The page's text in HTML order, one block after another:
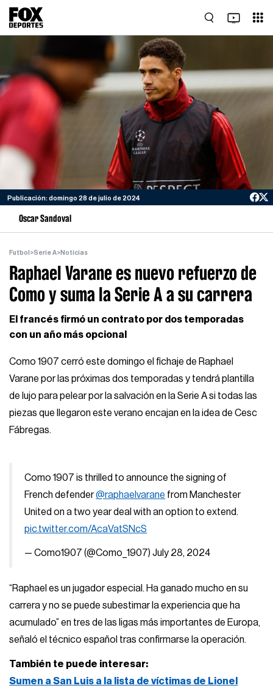
Publicación: domingo 28 de julio de 2024
Oscar Sandoval
Futbol >Serie A>Noticias
Raphael Varane es nuevo refuerzo de
Como y suma la Serie A a su carrera
El francés firmó un contrato por dos temporadas
con un año más opcional
Como 1907 cerró este domingo el fichaje de Raphael
Varane por las próximas dos temporadas y tendrá plantilla
de lujo para pelear por la salvación en la Serie A si todas las
piezas que llegaron este verano encajan en la idea de Cesc
Fábregas.
Como 1907 is thrilled to announce the signing of
French defender@raphaelvarane from Manchester
United on a two year deal with an option to extend.
pic.twitter.com/AcaVatSNcS
— Como1907 (@Como_1907)July 28, 2024
“Raphael es un jugador especial. Ha ganado mucho en su
carrera y no se puede subestimar la experiencia que ha
acumulado” en tres de las ligas más importantes de Europa,
señaló el técnico español tras confirmarse la operación.
También te puede interesar:
Sumen a San Luis a la lista de víctimas de Lionel